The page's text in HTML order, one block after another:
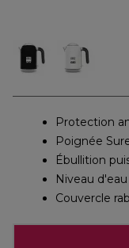
Protection
Poignée
Ébullition
Niveau
Couvercle